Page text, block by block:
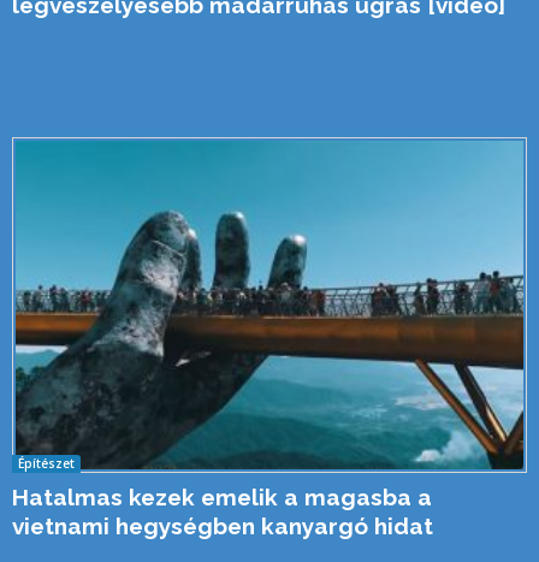
Építészet
Hatalmas kezek emelik a magasba a
vietnami hegységben kanyargó hidat